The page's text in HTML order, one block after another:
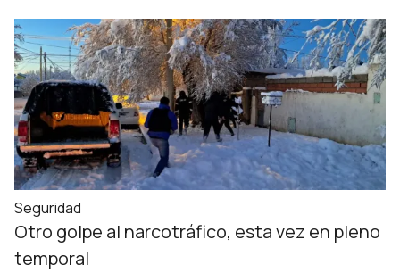
Seguridad
Otro golpe al narcotráfico, esta vez en pleno
temporal